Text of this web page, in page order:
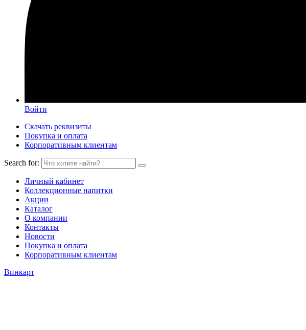
Войти
Скачать реквизиты
Покупка и оплата
Корпоративным клиентам
Search for:
Личный кабинет
Коллекционные напитки
Акции
Каталог
О компании
Контакты
Новости
Покупка и оплата
Корпоративным клиентам
Винкарт